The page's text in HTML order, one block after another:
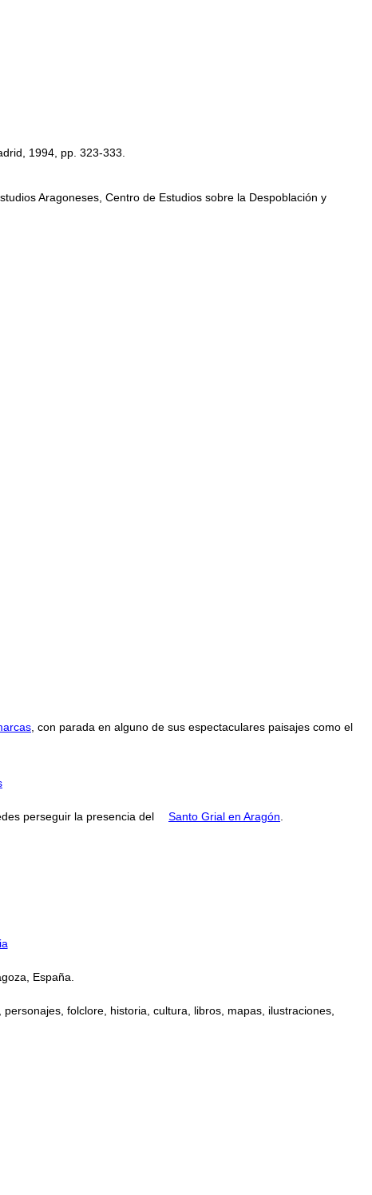
1994, pp. 323-333.
Aragoneses, Centro de Estudios sobre la Despoblación y
, con parada en alguno de sus espectaculares paisajes como el
perseguir la presencia del Santo Grial en Aragón
España.
folclore, historia, cultura, libros, mapas, ilustraciones,